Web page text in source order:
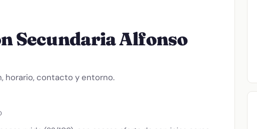
Secundaria Alfonso
horario, contacto y entorno.